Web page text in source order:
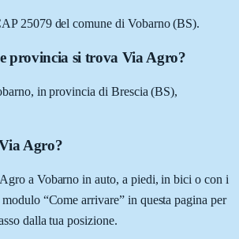
25079 del comune di Vobarno (BS).
provincia si trova Via Agro?
in provincia di Brescia (BS),
Agro?
a Vobarno in auto, a piedi, in bici o con i
“Come arrivare” in questa pagina per
dalla tua posizione.